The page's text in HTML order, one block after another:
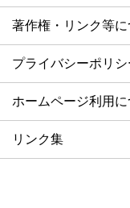
著作権・リンク等に
プライバシーポリシ
ホームページ利用に
リンク集